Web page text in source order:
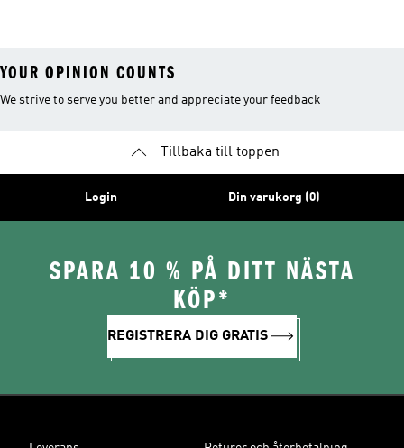
YOUR OPINION COUNTS
We strive to serve you better and appreciate your feedback
Tillbaka till toppen
Login Din varukorg (0)
SPARA 10 % PÅ DITT NÄSTA
KÖP*
REGISTRERA DIG GRATIS